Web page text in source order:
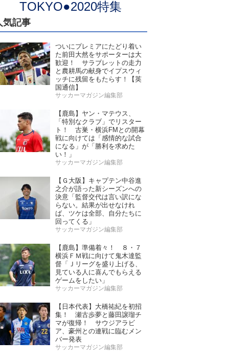
TOKYO●2020特集
気記事
ついにプレミアにたどり着い
た前田大然をサポーターは大
歓迎！ サラブレットの走力
と農耕馬の献身でイプスウィ
ッチに残留をもたらす！【英
国通信】
サッカーマガジン編集部
【鹿島】ヤン・マテウス、
「特別なクラブ」でリスター
ト！ 古巣・横浜FMとの開幕
戦に向けては「感情的な試合
になる」が「勝利を求めた
い！」
サッカーマガジン編集部
【Ｇ大阪】キャプテン中谷進
之介が語った新シーズンへの
決意「監督交代は言い訳にな
らない。結果が出せなけれ
ば、ツケは全部、自分たちに
回ってくる」
サッカーマガジン編集部
【鹿島】準備着々！ ８・７
横浜ＦＭ戦に向けて鬼木達監
督「Ｊリーグを盛り上げる、
見ている人に喜んでもらえる
ゲームをしたい」
サッカーマガジン編集部
【日本代表】大橋祐紀を初招
集！ 瀬古歩夢と藤田譲瑠チ
マが復帰！ サウジアラビ
ア、豪州との連戦に臨むメン
バー発表
サッカーマガジン編集部